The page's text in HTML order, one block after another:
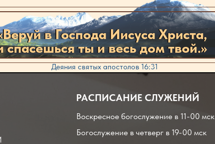
Деяния святых апостолов 16:31
Веруй в Господа Иисуса Христа,
спасешься ты и весь дом твой.»
Веруй в Господа Иисуса Христа,
спасешься ты и весь дом твой.»
РАСПИСАНИЕ СЛУЖЕНИЙ
Воскресное богослужение в 11-00 мск
Богослужение в четверг в 19-00 мск